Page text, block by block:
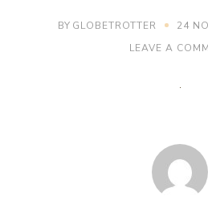
BY GLOBETROTTER
24
LEAVE A